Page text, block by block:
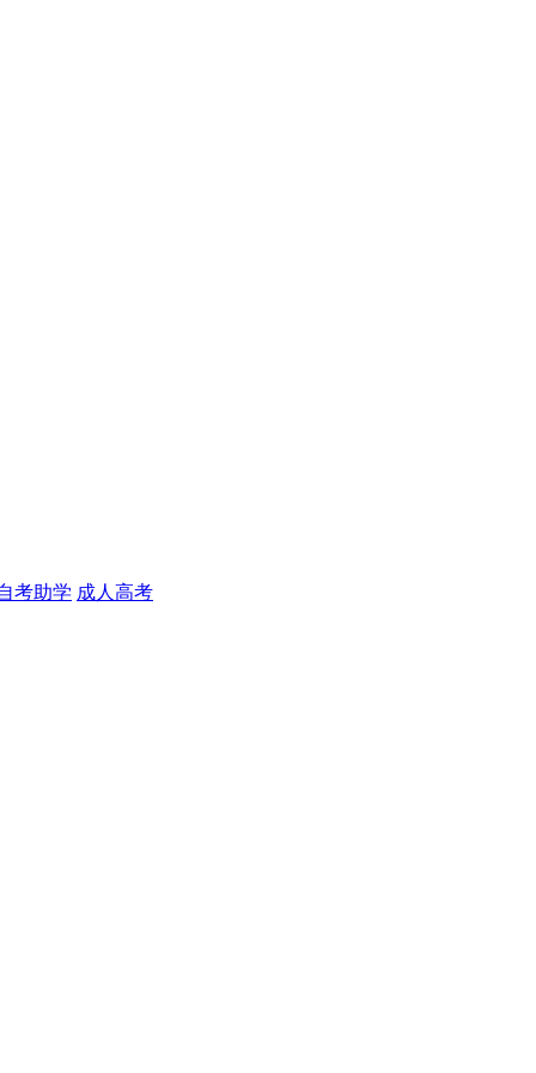
考助学 成人高考